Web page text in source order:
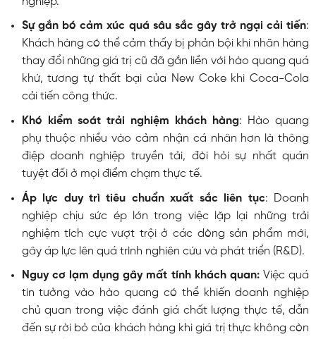
Sự gắn bó cảm xúc quá sâu sắc gây trở ngại cải tiến:
Khách hàng có thể cảm thấy bị phản bội khi nhãn hàng
thay đổi những giá trị cũ đã gắn liền với hào quang quá
khứ, tương tự thất bại của New Coke khi Coca-Cola
cải tiến công thức.
Khó kiểm soát trải nghiệm khách hàng: Hào quang
phụ thuộc nhiều vào cảm nhận cá nhân hơn là thông
điệp doanh nghiệp truyền tải, đòi hỏi sự nhất quán
tuyệt đối ở mọi điểm chạm thực tế.
Áp lực duy trì tiêu chuẩn xuất sắc liên tục: Doanh
nghiệp chịu sức ép lớn trong việc lặp lại những trải
nghiệm tích cực vượt trội ở các dòng sản phẩm mới,
gây áp lực lên quá trình nghiên cứu và phát triển (R&D).
Nguy cơ lạm dụng gây mất tính khách quan:Việc quá
tin tưởng vào hào quang có thể khiến doanh nghiệp
chủ quan trong việc đánh giá chất lượng thực tế, dẫn
đến sự rời bỏ của khách hàng khi giá trị thực không còn